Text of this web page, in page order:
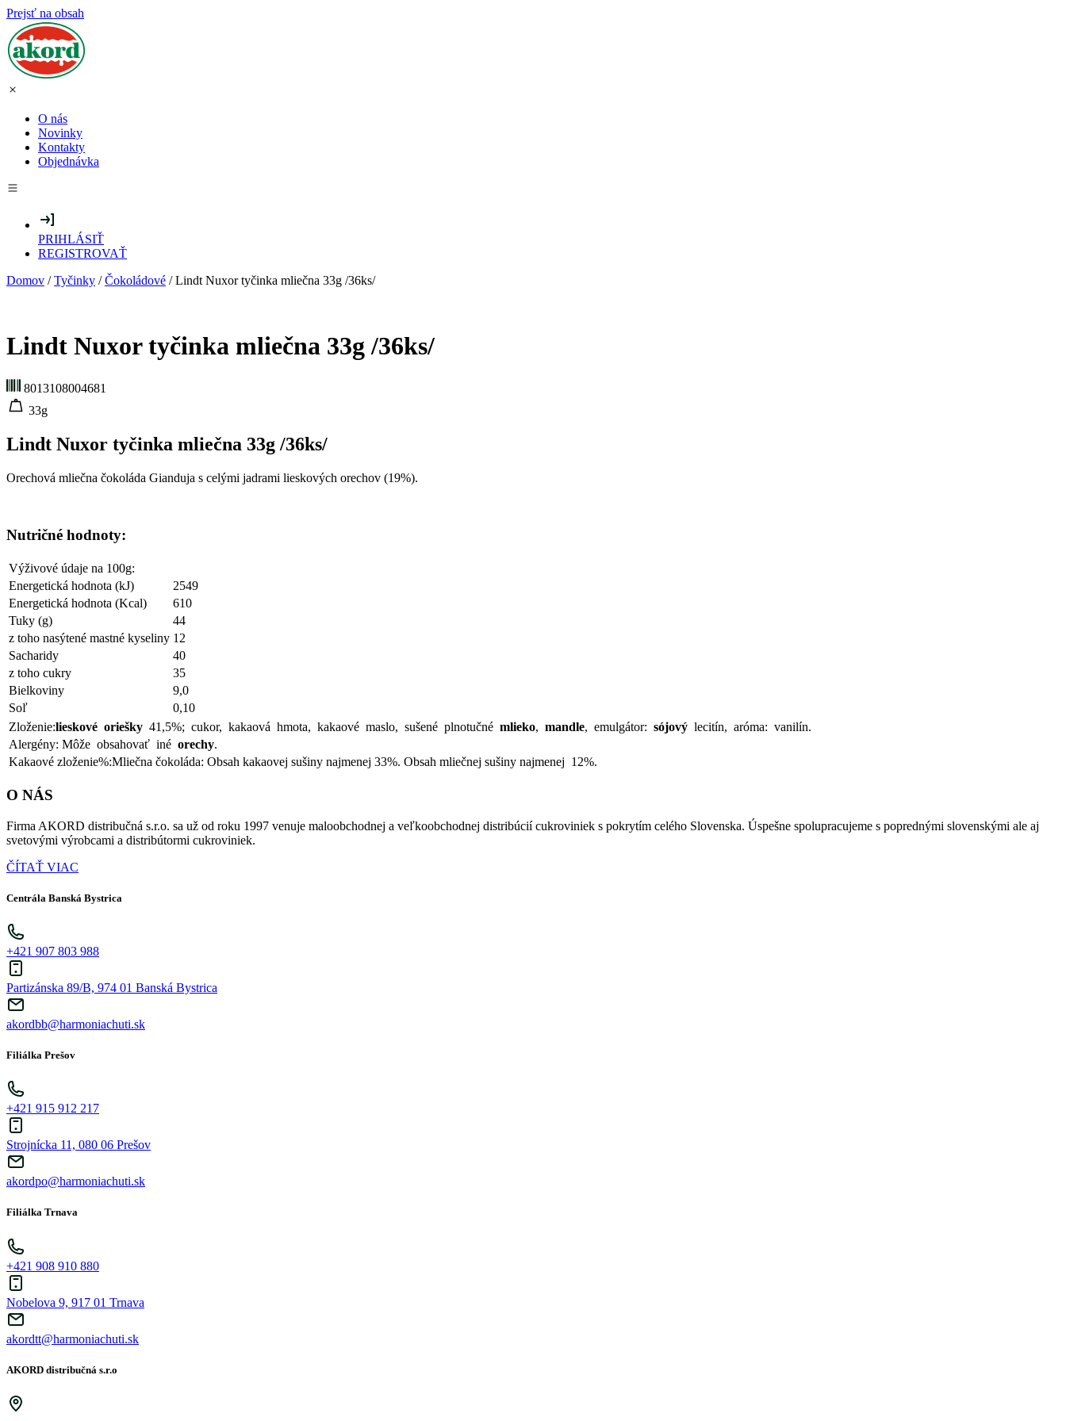
Prejsť na obsah
O nás
Novinky
Kontakty
Objednávka
PRIHLÁSIŤ
REGISTROVAŤ
Domov /Tyčinky /Čokoládové / Lindt Nuxor tyčinka mliečna 33g /36ks/
Lindt Nuxor tyčinka mliečna 33g /36ks/
8013108004681
33g
Lindt Nuxor tyčinka mliečna 33g /36ks/
Orechová mliečna čokoláda Gianduja s celými jadrami lieskových orechov (19%).
Nutričné hodnoty:
Výživové údaje na 100g:
Energetická hodnota (kJ)
2549
Energetická hodnota (Kcal)
610
Tuky (g)
44
z toho nasýtené mastné kyseliny 12
Sacharidy
40
z toho cukry
35
Bielkoviny
9,0
Soľ
0,10
Zloženie:lieskové oriešky 41,5%; cukor, kakaová hmota, kakaové maslo, sušené plnotučné mlieko, mandle, emulgátor: sójový lecitín, aróma: vanilín.
Alergény: Môže obsahovať iné orechy.
Kakaové zloženie%:Mliečna čokoláda: Obsah kakaovej sušiny najmenej 33%. Obsah mliečnej sušiny najmenej 12%.
O NÁS
Firma AKORD distribučná s.r.o. sa už od roku 1997 venuje maloobchodnej a veľkoobchodnej distribúcií cukroviniek s pokrytím celého Slovenska. Úspešne spolupracujeme s poprednými slovenskými ale aj
svetovými výrobcami a distribútormi cukroviniek.
ČÍTAŤ VIAC
Centrála Banská Bystrica
+421 907 803 988
Partizánska 89/B, 974 01 Banská Bystrica
akordbb@harmoniachuti.sk
Filiálka Prešov
+421 915 912 217
Strojnícka 11, 080 06 Prešov
akordpo@harmoniachuti.sk
Filiálka Trnava
+421 908 910 880
Nobelova 9, 917 01 Trnava
akordtt@harmoniachuti.sk
AKORD distribučná s.r.o